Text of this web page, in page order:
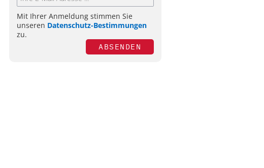
Mit Ihrer Anmeldung stimmen Sie
unseren Datenschutz-Bestimmungen
zu.
ABSENDEN